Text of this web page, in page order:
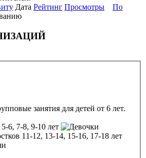
Дата Рейтинг Просмотры
По
занятия для детей от 6 лет.
5-6, 7-8, 9-10 лет
11-12, 13-14, 15-16, 17-18 лет